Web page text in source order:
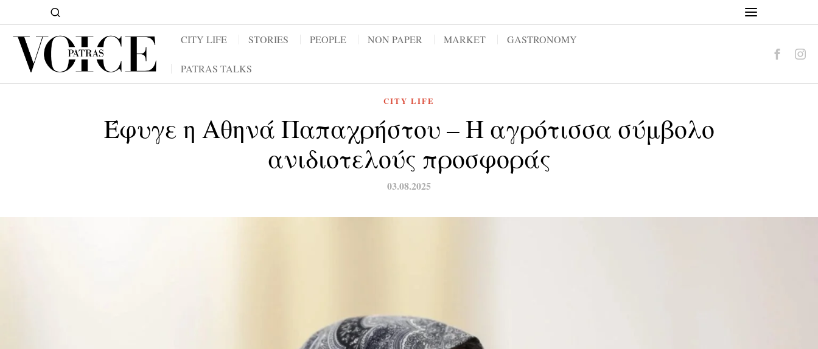
CITY LIFE STORIES PEOPLE NON PAPER MARKET GASTRONOMY
PATRAS TALKS
CITY LIFE
Έφυγε η Αθηνά Παπαχρήστου – Η αγρότισσα σύμβολο
ανιδιοτελούς προσφοράς
03.08.2025